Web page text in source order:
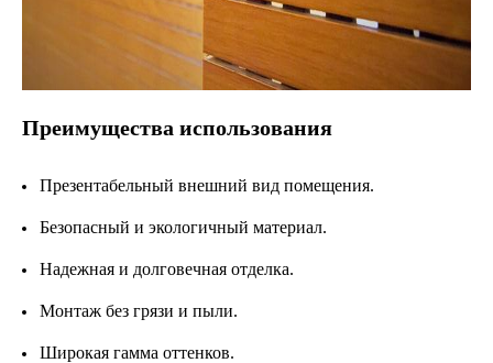
Преимущества использования
Презентабельный внешний вид помещения.
Безопасный и экологичный материал.
Надежная и долговечная отделка.
Монтаж без грязи и пыли.
Широкая гамма оттенков.